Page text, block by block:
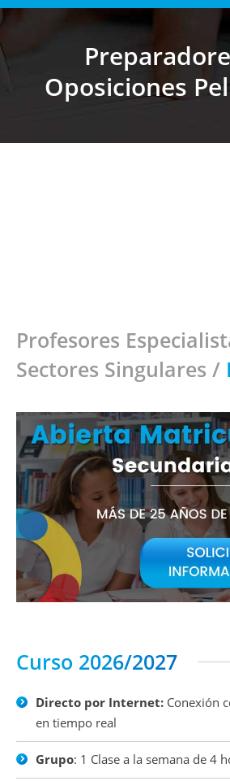
Oposiciones
Profesores
Sectores Singulares /
Curso 2026/2027
Directo por Internet: Conexión
en tiempo real
Grupo: 1 Clase a la semana de 4